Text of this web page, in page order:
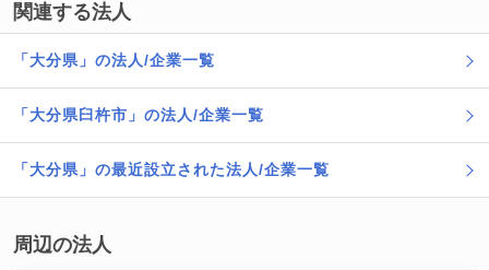
関連する法人
「大分県」の法人/企業一覧
「大分県臼杵市」の法人/企業一覧
「大分県」の最近設立された法人/企業一覧
周辺の法人